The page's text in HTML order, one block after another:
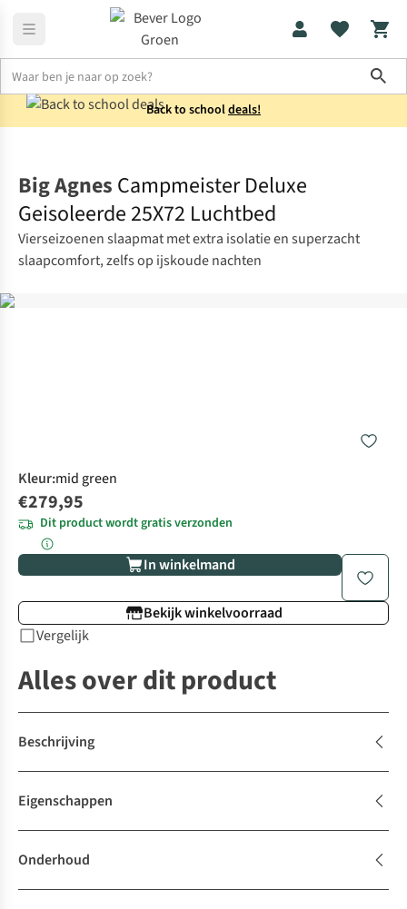
Back to schooldeals!
Big Agnes Campmeister Deluxe
Geisoleerde 25X72 Luchtbed
Vierseizoenen slaapmat met extra isolatie en superzacht
slaapcomfort, zelfs op ijskoude nachten
Kleur:mid green
€279,95
Dit product wordt gratis verzonden
In winkelmand
Bekijk winkelvoorraad
Vergelijk
Alles over dit product
Beschrijving
Eigenschappen
Onderhoud